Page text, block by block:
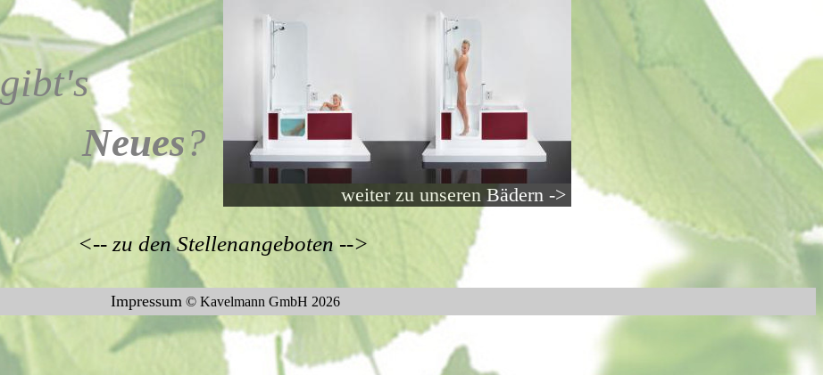
gibt's
Neues?
weiter zu unseren Bädern ->
<-- zu den Stellenangeboten -->
Impressum © Kavelmann GmbH 2026